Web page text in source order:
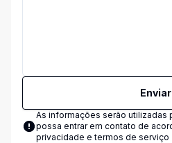
Enviar
As informações serão utilizadas
possa entrar em contato de
privacidade e termos de serviço